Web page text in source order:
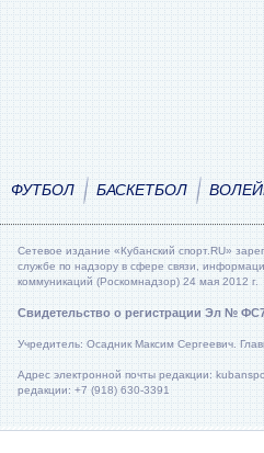
ФУТБОЛ БАСКЕТБОЛ
Сетевое издание «Кубанский спорт.RU»
службе по надзору в сфере связи,
коммуникаций (Роскомнадзор) 24 мая 2012 г.
Свидетельство о регистрации Эл №
Учредитель: Осадник Максим Сергеевич.
Адрес электронной почты редакции:
редакции: +7 (918) 630-3391